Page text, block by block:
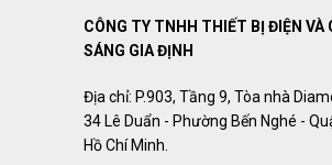
CÔNG TY TNHH THIẾT BỊ ĐIỆN VÀ
SÁNG GIA ĐỊNH
Địa chỉ: P.903, Tầng 9, Tòa nhà
34 Lê Duẩn - Phường Bến Nghé -
Hồ Chí Minh.